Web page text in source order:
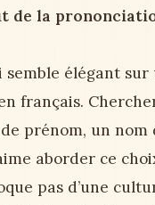
de la
élégant sur
français.
prénom, un
aborder ce
pas d’une